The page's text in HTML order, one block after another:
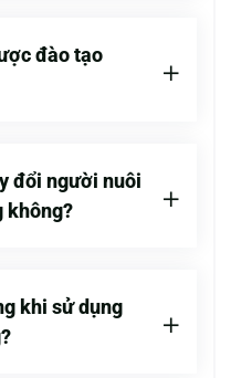
đào tạo
đổi người nuôi
không?
khi sử dụng